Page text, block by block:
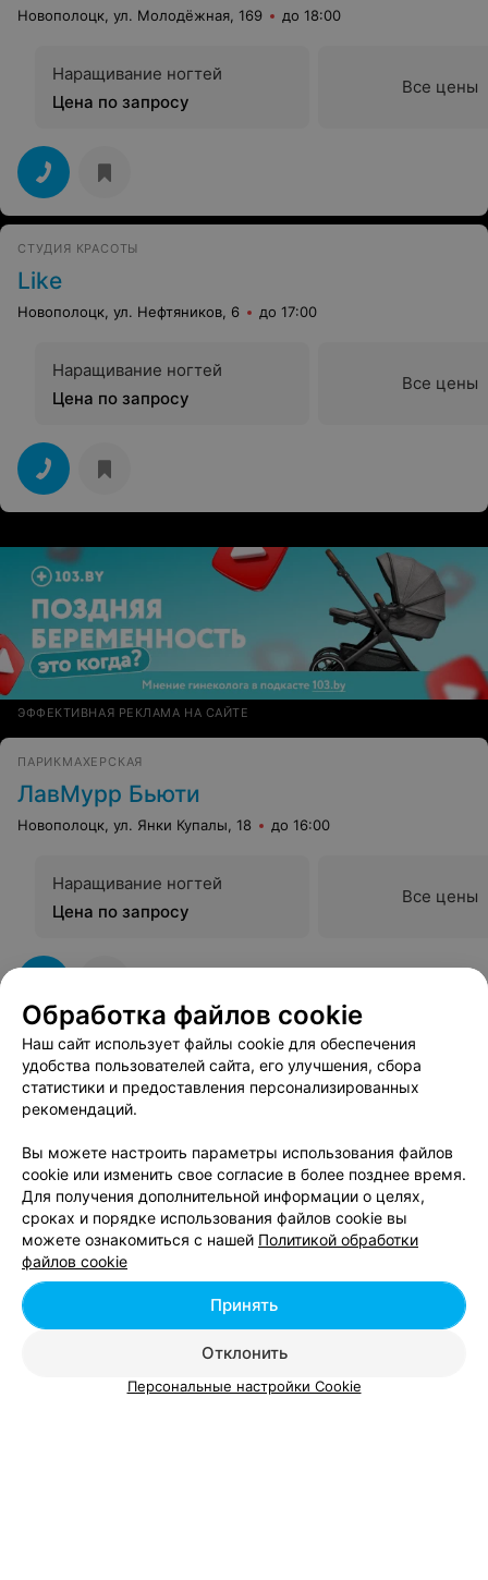
Новополоцк, ул. Молодёжная, 169 до 18:00
Наращивание ногтей
Цена по запросу
Все цены
СТУДИЯ КРАСОТЫ
Like
Новополоцк, ул. Нефтяников, 6 до 17:00
Наращивание ногтей
Цена по запросу
Все цены
ЭФФЕКТИВНАЯ РЕКЛАМА НА САЙТЕ
ПАРИКМАХЕРСКАЯ
ЛавМурр Бьюти
Новополоцк, ул. Янки Купалы, 18 до 16:00
Наращивание ногтей
Цена по запросу
Все цены
Вам будет интересно
Наращивание ногтей акрилом в Новополоцке
Наращивание ногтей гелем в Новополоцке
SPA педикюр в Новополоцке
Обработка файлов cookie
Наш сайт использует файлы cookie для обеспечения
удобства пользователей сайта, его улучшения, сбора
статистики и предоставления персонализированных
рекомендаций.
Вы можете настроить параметры использования файлов
cookie или изменить свое согласие в более позднее время.
Для получения дополнительной информации о целях,
сроках и порядке использования файлов cookie вы
можете ознакомиться с нашей Политикой обработки
файлов cookie
Отклонить
Принять
Персональные настройки Cookie